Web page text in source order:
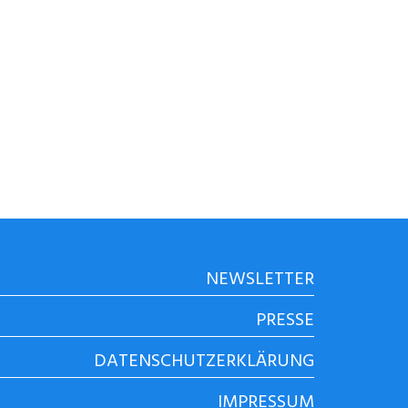
NEWSLETTER
PRESSE
DATENSCHUTZERKLÄRUNG
IMPRESSUM